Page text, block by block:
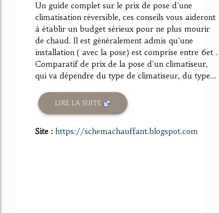
Un guide complet sur le prix de pose d'une
climatisation réversible, ces conseils vous aideront
à établir un budget sérieux pour ne plus mourir
de chaud. Il est généralement admis qu'une
installation ( avec la pose) est comprise entre 6et .
Comparatif de prix de la pose d'un climatiseur,
qui va dépendre du type de climatiseur, du type...
LIRE LA SUITE
Site : https://schemachauffant.blogspot.com